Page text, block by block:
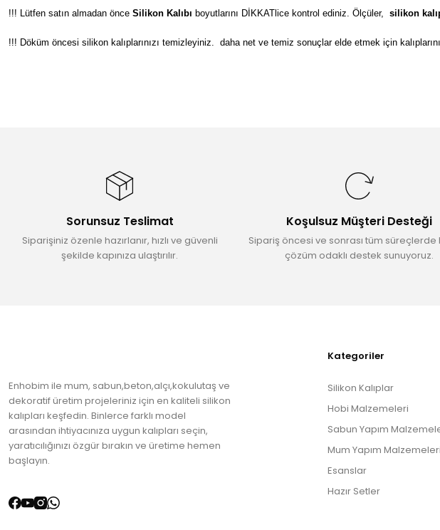
!!! Lütfen satın almadan önce Silikon Kalıbı boyutlarını DİKKATlice kontrol ediniz. Ölçüler, silikon
!!! Döküm öncesi silikon kalıplarınızı temizleyiniz. daha net ve temiz sonuçlar elde etmek için
Ürün açıklamasında eksik bilgiler bulunuyor.
Ürün fiyatı diğer sitelerden daha pahalı.
Bu ürüne benzer farklı alternatifler olmalı.
Sorunsuz Teslimat
Siparişiniz özenle hazırlanır, hızlı ve güvenli
şekilde kapınıza ulaştırılır.
Koşulsuz Müşteri Desteği
Sipariş öncesi ve sonrası tüm süreçlerde
çözüm odaklı destek sunuyoruz.
Enhobim ile mum, sabun,beton,alçı,kokulutaş ve
dekoratif üretim projeleriniz için en kaliteli silikon
kalıpları keşfedin. Binlerce farklı model
arasından ihtiyacınıza uygun kalıpları seçin,
yaratıcılığınızı özgür bırakın ve üretime hemen
başlayın.
Kategoriler
Silikon Kalıplar
Hobi Malzemeleri
Sabun Yapım
Mum Yapım Malzemeleri
Esanslar
Hazır Setler